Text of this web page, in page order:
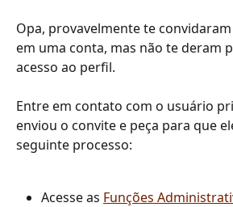
Opa, provavelmente te
em uma conta, mas não te deram
acesso ao perfil.
Entre em contato com o usuário
enviou o convite e peça para que
seguinte processo:
Acesse as Funções